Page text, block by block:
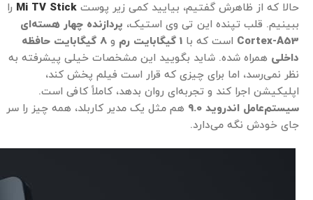
حالا که از ظاهرش گفتیم، بیایید کمی زیر پوست Mi TV Stick را
ببینیم. قلب تپنده این تی وی استیک، پردازنده چهار هسته‌ای
Cortex-A53 است که با 1 گیگابایت رم و
8 گیگابایت حافظه
داخلی همراه شده. شاید بگویید این مشخصات خیلی پیشرفته به
نظر نمی‌رسد، اما برای چیزی که قرار است فیلم پخش کند،
اپلیکیشن اجرا کند و تجربه‌ای روان بدهد، کاملاً کافی است.
سیستم‌عامل اندروید 9.0
هم مثل یک مدیر کاربلد، همه چیز را سر
جای خودش نگه می‌دارد.